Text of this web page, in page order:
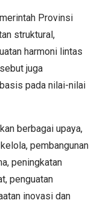
Provinsi
struktural,
harmoni lintas
juga
pada nilai-nilai
berbagai upaya,
pembangunan
peningkatan
penguatan
inovasi dan